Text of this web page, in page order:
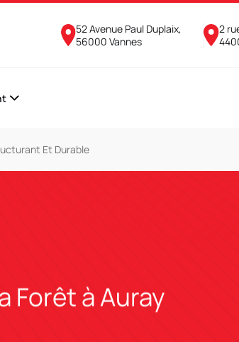
52 Avenue Paul Duplaix,
56000 Vannes
2
Et Durable
Forêt à Auray